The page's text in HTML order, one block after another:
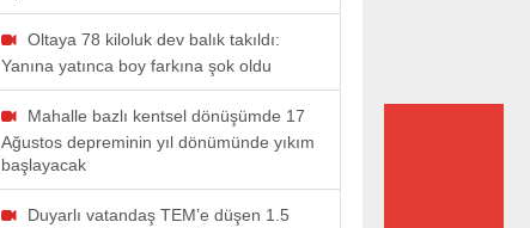
Oltaya 78 kiloluk dev balık takıldı:
Yanına yatınca boy farkına şok oldu
Mahalle bazlı kentsel dönüşümde 17
Ağustos depreminin yıl dönümünde yıkım
başlayacak
Duyarlı vatandaş TEM’e düşen 1.5